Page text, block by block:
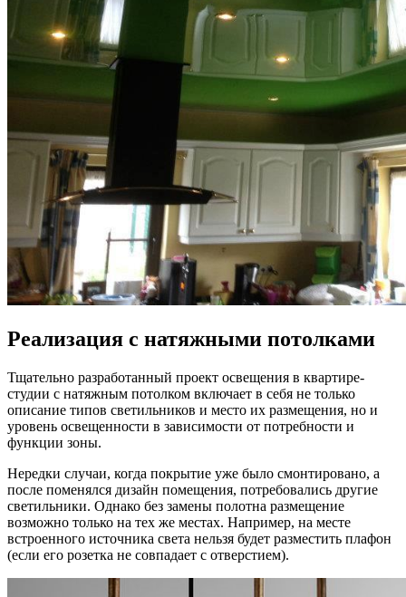
Реализация с натяжными потолками
Тщательно разработанный проект освещения в квартире-
студии с натяжным потолком включает в себя не только
описание типов светильников и место их размещения, но и
уровень освещенности в зависимости от потребности и
функции зоны.
Нередки случаи, когда покрытие уже было смонтировано, а
после поменялся дизайн помещения, потребовались другие
светильники. Однако без замены полотна размещение
возможно только на тех же местах. Например, на месте
встроенного источника света нельзя будет разместить плафон
(если его розетка не совпадает с отверстием).